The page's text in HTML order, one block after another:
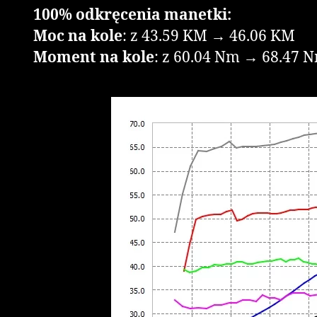
100% odkręcenia manetki:
Moc na kole: z 43.59 KM → 46.06 KM
Moment na kole: z 60.04 Nm → 68.47